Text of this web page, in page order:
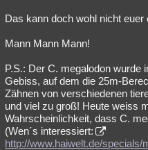
Das kann doch wohl nicht euer
Mann Mann Mann!
P.S.: Der C. megalodon wurde
Gebiss, auf dem die 25m-
Zähnen von verschiedenen
und viel zu groß! Heute weiss
Wahrscheinlichkeit, dass C.
(Wen´s interessiert:
http://www.haiwelt.de/specials/